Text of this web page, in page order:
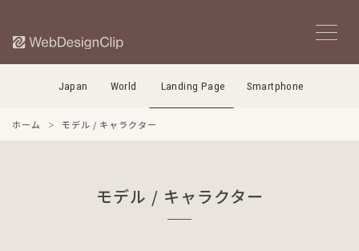
Japan World Landing Page Smartphone
ホーム モデル / キャラクター
モデル / キャラクター